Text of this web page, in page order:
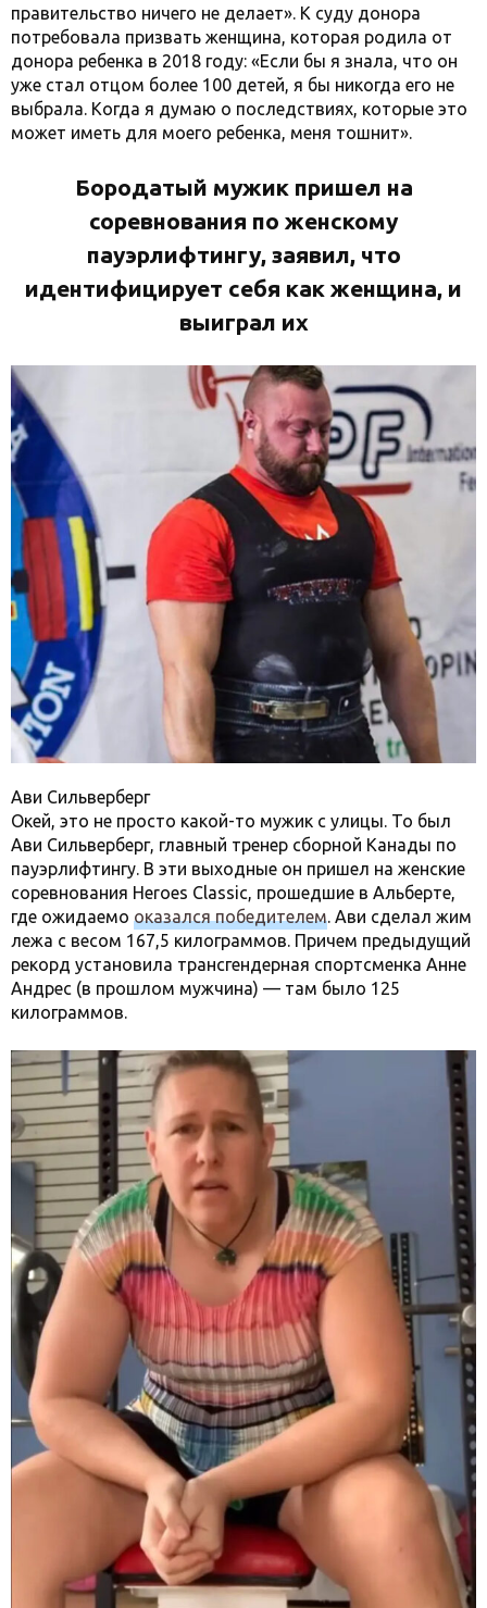
правительство ничего не делает». К суду донора
потребовала призвать женщина, которая родила от
донора ребенка в 2018 году: «Если бы я знала, что он
уже стал отцом более 100 детей, я бы никогда его не
выбрала. Когда я думаю о последствиях, которые это
может иметь для моего ребенка, меня тошнит».
Бородатый мужик пришел на
соревнования по женскому
пауэрлифтингу, заявил, что
идентифицирует себя как женщина, и
выиграл их
Ави Сильверберг
Окей, это не просто какой-то мужик с улицы. То был
Ави Сильверберг, главный тренер сборной Канады по
пауэрлифтингу. В эти выходные он пришел на женские
соревнования Heroes Classic, прошедшие в Альберте,
где ожидаемо оказался победителем. Ави сделал жим
лежа с весом 167,5 килограммов. Причем предыдущий
рекорд установила трансгендерная спортсменка Анне
Андрес (в прошлом мужчина) — там было 125
килограммов.